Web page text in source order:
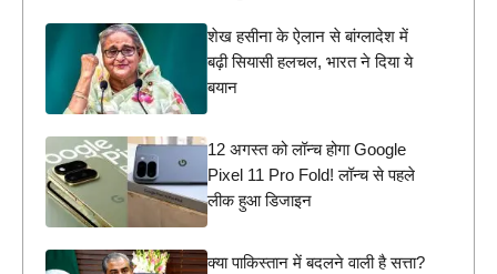
शेख हसीना के ऐलान से बांग्लादेश में
बढ़ी सियासी हलचल, भारत ने दिया ये
बयान
12 अगस्त को लॉन्च होगा Google
Pixel 11 Pro Fold! लॉन्च से पहले
लीक हुआ डिजाइन
क्या पाकिस्तान में बदलने वाली है सत्ता?